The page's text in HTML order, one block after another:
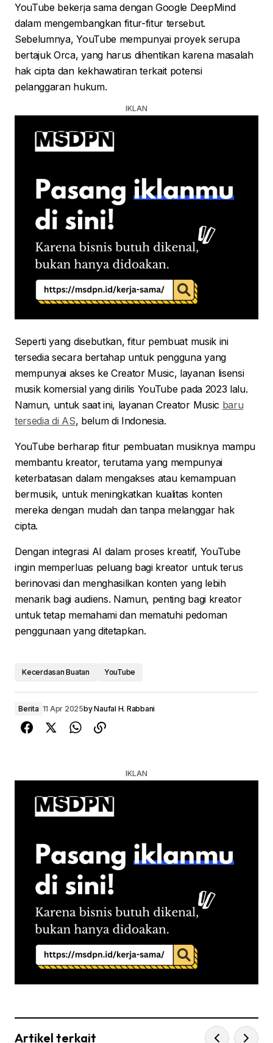
YouTube bekerja sama dengan Google DeepMind
dalam mengembangkan fitur-fitur tersebut.
Sebelumnya, YouTube mempunyai proyek serupa
bertajuk Orca, yang harus dihentikan karena masalah
hak cipta dan kekhawatiran terkait potensi
pelanggaran hukum.
Seperti yang disebutkan, fitur pembuat musik ini
tersedia secara bertahap untuk pengguna yang
mempunyai akses ke Creator Music, layanan lisensi
musik komersial yang dirilis YouTube pada 2023 lalu.
Namun, untuk saat ini, layanan Creator Music baru
tersedia di AS, belum di Indonesia.
YouTube berharap fitur pembuatan musiknya mampu
membantu kreator, terutama yang mempunyai
keterbatasan dalam mengakses atau kemampuan
bermusik, untuk meningkatkan kualitas konten
mereka dengan mudah dan tanpa melanggar hak
cipta.
Dengan integrasi AI dalam proses kreatif, YouTube
ingin memperluas peluang bagi kreator untuk terus
berinovasi dan menghasilkan konten yang lebih
menarik bagi audiens. Namun, penting bagi kreator
untuk tetap memahami dan mematuhi pedoman
penggunaan yang ditetapkan.
Kecerdasan Buatan YouTube
Berita 11 Apr 2025byNaufal H. Rabbani
Artikel terkait